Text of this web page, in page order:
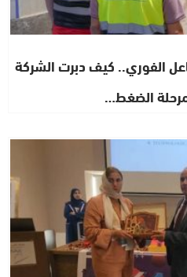
الفوري.. كيف دبرت الشركة
الضغط…